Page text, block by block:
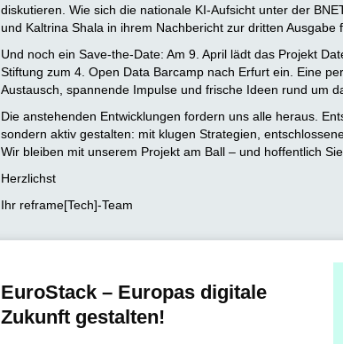
diskutieren. Wie sich die nationale KI-Aufsicht unter der
und Kaltrina Shala in ihrem Nachbericht zur dritten Ausgabe
Und noch ein Save-the-Date: Am 9. April lädt das Projekt
Stiftung zum 4. Open Data Barcamp nach Erfurt ein. Eine
Austausch, spannende Impulse und frische Ideen rund um
Die anstehenden Entwicklungen fordern uns alle heraus.
sondern aktiv gestalten: mit klugen Strategien,
Wir bleiben mit unserem Projekt am Ball – und hoffentlich
Herzlichst
Ihr reframe[Tech]-Team
EuroStack – Europas digitale
Zukunft gestalten!